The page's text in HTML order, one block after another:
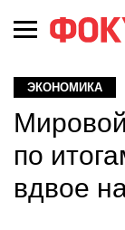
ЭКОНОМИКА
Мировой
по
вдвое